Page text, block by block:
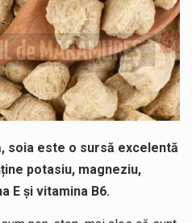
Proiectul pentru reconstrucția definitivă a podului peste râul Săsar din Baia Mare avansează într-o nouă etapă concretă. După asigurarea finanțării…
COD GALBEN. Interval de valabilitate: 07 august, ora 12.00 – 07 august, ora 23.00 / Fenomene vizate: instabilitate atmosferică, intensificări…
soia este o sursă excelentă
potasiu, magneziu,
E și vitamina B6.